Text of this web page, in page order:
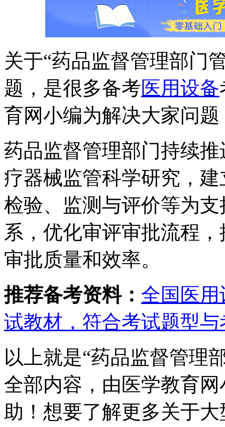
关于“药品监督管理部门
题，是很多备考医用设备
育网小编为解决大家问
药品监督管理部门持续
疗器械监管科学研究，
检验、监测与评价等为
系，优化审评审批流程
审批质量和效率。
推荐备考资料： 全国医
试教材，符合考试题型
以上就是“药品监督管理
全部内容，由医学教育
助！想要了解更多关于